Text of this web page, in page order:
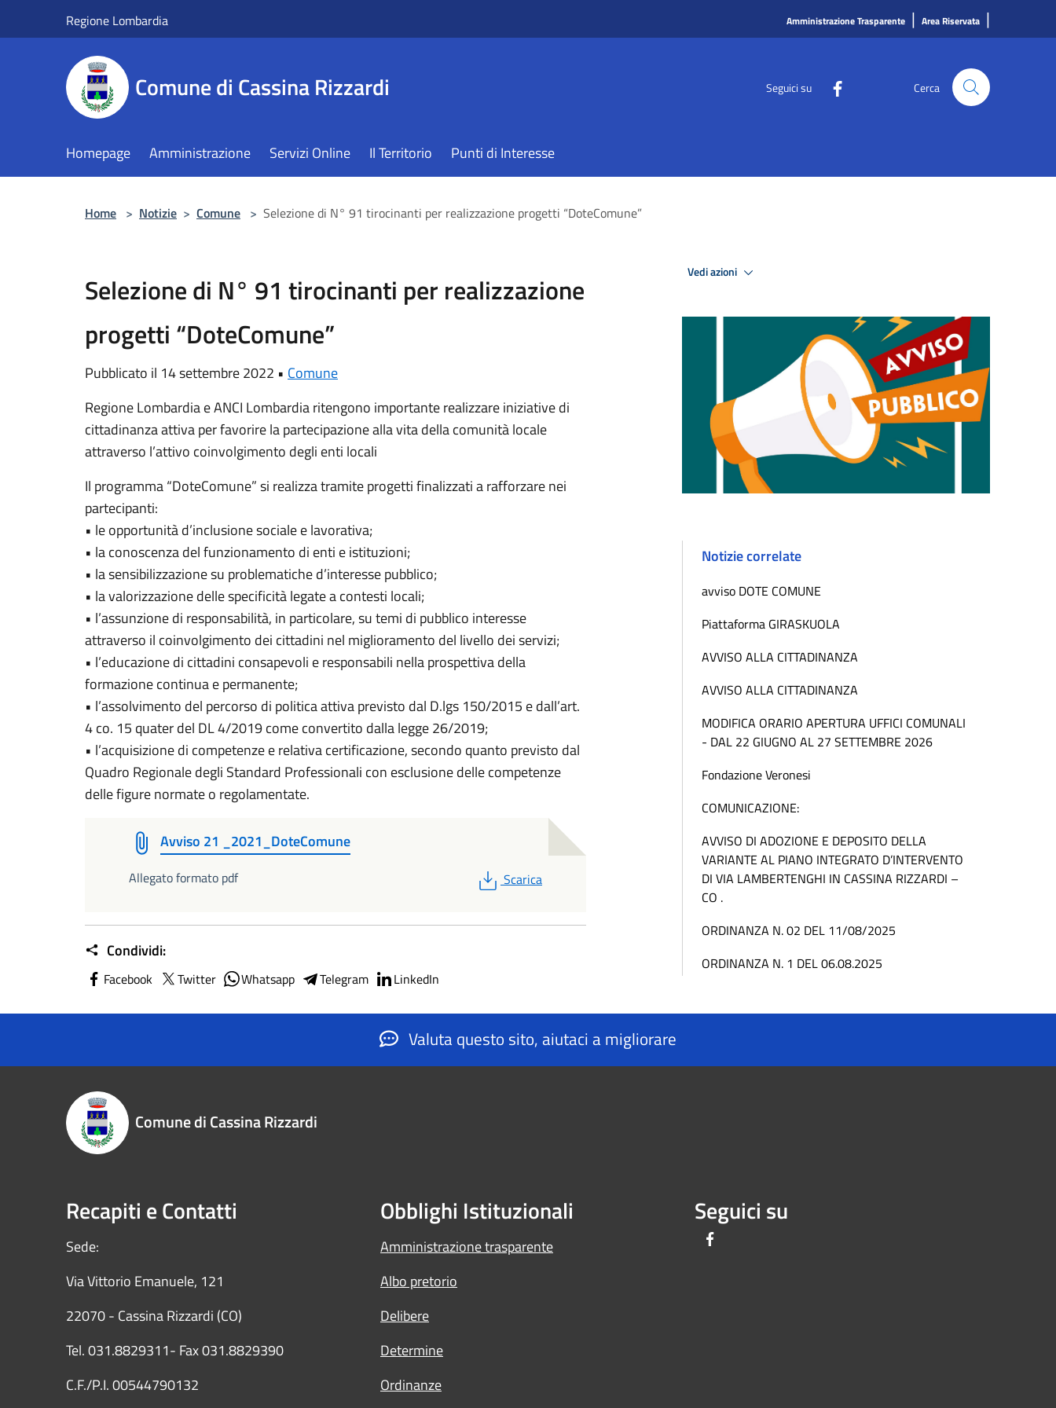
Regione Lombardia Amministrazione Trasparente | Area Riservata |
Comune di Cassina Rizzardi Seguici su Cerca
Homepage Amministrazione Servizi Online Il Territorio Punti di Interesse
Home > Notizie > Comune > Selezione di N° 91 tirocinanti per realizzazione progetti “DoteComune”
Selezione di N° 91 tirocinanti per realizzazione
progetti “DoteComune”
Pubblicato il 14 settembre 2022 • Comune
Regione Lombardia e ANCI Lombardia ritengono importante realizzare iniziative di
cittadinanza attiva per favorire la partecipazione alla vita della comunità locale
attraverso l’attivo coinvolgimento degli enti locali
Il programma “DoteComune” si realizza tramite progetti finalizzati a rafforzare nei
partecipanti:
• le opportunità d’inclusione sociale e lavorativa;
• la conoscenza del funzionamento di enti e istituzioni;
• la sensibilizzazione su problematiche d’interesse pubblico;
• la valorizzazione delle specificità legate a contesti locali;
• l’assunzione di responsabilità, in particolare, su temi di pubblico interesse
attraverso il coinvolgimento dei cittadini nel miglioramento del livello dei servizi;
• l’educazione di cittadini consapevoli e responsabili nella prospettiva della
formazione continua e permanente;
• l’assolvimento del percorso di politica attiva previsto dal D.lgs 150/2015 e dall’art.
4 co. 15 quater del DL 4/2019 come convertito dalla legge 26/2019;
• l’acquisizione di competenze e relativa certificazione, secondo quanto previsto dal
Quadro Regionale degli Standard Professionali con esclusione delle competenze
delle figure normate o regolamentate.
Avviso 21 _2021_DoteComune
Allegato formato pdf PDF
Scarica
Condividi:
Facebook Twitter Whatsapp Telegram LinkedIn
Vedi azioni
Notizie correlate
avviso DOTE COMUNE
Piattaforma GIRASKUOLA
AVVISO ALLA CITTADINANZA
AVVISO ALLA CITTADINANZA
MODIFICA ORARIO APERTURA UFFICI COMUNALI
- DAL 22 GIUGNO AL 27 SETTEMBRE 2026
Fondazione Veronesi
COMUNICAZIONE:
AVVISO DI ADOZIONE E DEPOSITO DELLA
VARIANTE AL PIANO INTEGRATO D’INTERVENTO
DI VIA LAMBERTENGHI IN CASSINA RIZZARDI –
CO .
ORDINANZA N. 02 DEL 11/08/2025
ORDINANZA N. 1 DEL 06.08.2025
Valuta questo sito, aiutaci a migliorare
Comune di Cassina Rizzardi
Recapiti e Contatti
Sede:
Via Vittorio Emanuele, 121
22070 - Cassina Rizzardi (CO)
Tel. 031.8829311- Fax 031.8829390
C.F./P.I. 00544790132
Obblighi Istituzionali
Amministrazione trasparente
Albo pretorio
Delibere
Determine
Ordinanze
Seguici su